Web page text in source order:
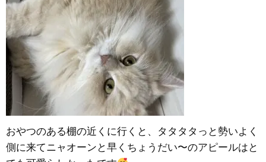
おやつのある棚の近くに行くと、タタタタっと勢いよく
側に来てニャオーンと早くちょうだい〜のアピールはと